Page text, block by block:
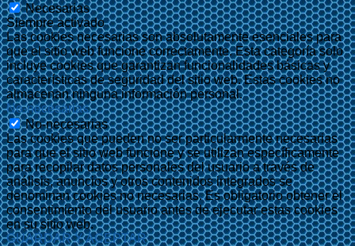
Necesarias
Siempre activado
Las cookies necesarias son absolutamente esenciales para
que el sitio web funcione correctamente. Esta categoría solo
incluye cookies que garantizan funcionalidades básicas y
características de seguridad del sitio web. Estas cookies no
almacenan ninguna información personal.
No-necesarias
No-necesarias
Las cookies que pueden no ser particularmente necesarias
para que el sitio web funcione y se utilizan específicamente
para recopilar datos personales del usuario a través de
análisis, anuncios y otros contenidos integrados se
denominan cookies no necesarias. Es obligatorio obtener el
consentimiento del usuario antes de ejecutar estas cookies
en su sitio web.
GUARDAR Y ACEPTAR